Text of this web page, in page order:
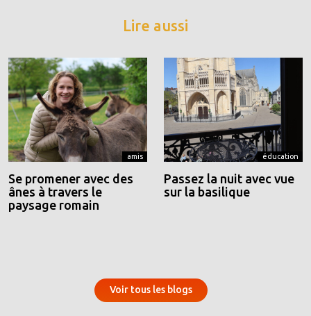
Lire aussi
amis
Se promener avec des
ânes à travers le
paysage romain
éducation
Passez la nuit avec vue
sur la basilique
Voir tous les blogs